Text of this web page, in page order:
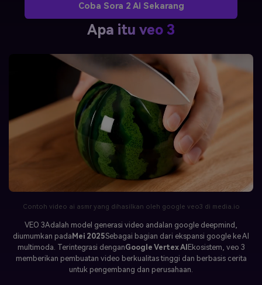
Coba Sora 2 Ai Sekarang
Apa itu veo 3
VEO 3Adalah model generasi video andalan google deepmind,
diumumkan pada Mei 2025Sebagai bagian dari ekspansi google ke AI
multimoda. Terintegrasi denganGoogle Vertex AI Ekosistem, veo 3
memberikan pembuatan video berkualitas tinggi dan berbasis cerita
untuk pengembang dan perusahaan.
Contoh video ai asmr yang dihasilkan oleh google veo3 di media.io